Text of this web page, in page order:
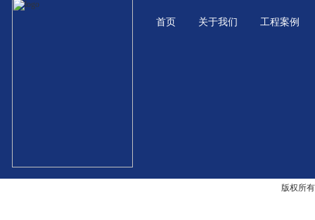
首页 关于我们 工程案例
版权所